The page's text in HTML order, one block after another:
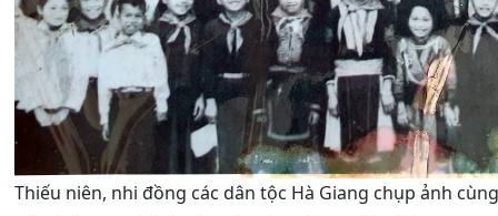
Thiếu niên, nhi đồng các dân tộc Hà Giang chụp ảnh